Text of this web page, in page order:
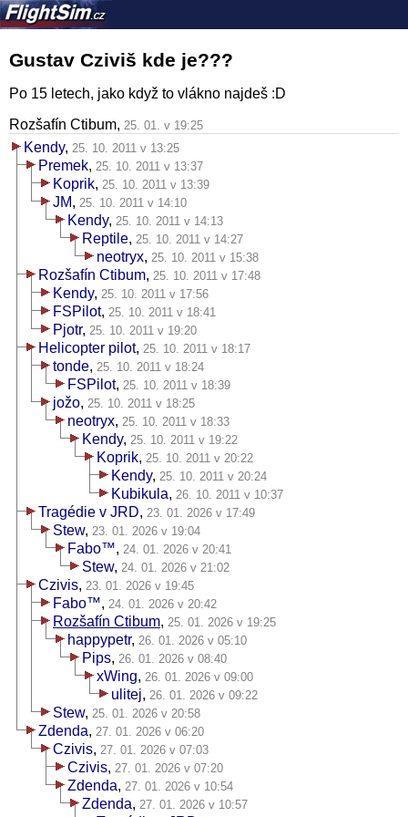
Gustav Cziviš kde je???
Po 15 letech, jako když to vlákno najdeš :D
Rozšafín Ctibum, 25. 01. v 19:25
Kendy, 25. 10. 2011 v 13:25
Premek, 25. 10. 2011 v 13:37
Koprik, 25. 10. 2011 v 13:39
JM, 25. 10. 2011 v 14:10
Kendy, 25. 10. 2011 v 14:13
Reptile, 25. 10. 2011 v 14:27
neotryx, 25. 10. 2011 v 15:38
Rozšafín Ctibum, 25. 10. 2011 v 17:48
Kendy, 25. 10. 2011 v 17:56
FSPilot, 25. 10. 2011 v 18:41
Pjotr, 25. 10. 2011 v 19:20
Helicopter pilot, 25. 10. 2011 v 18:17
tonde, 25. 10. 2011 v 18:24
FSPilot, 25. 10. 2011 v 18:39
jožo, 25. 10. 2011 v 18:25
neotryx, 25. 10. 2011 v 18:33
Kendy, 25. 10. 2011 v 19:22
Koprik, 25. 10. 2011 v 20:22
Kendy, 25. 10. 2011 v 20:24
Kubikula, 26. 10. 2011 v 10:37
Tragédie v JRD, 23. 01. 2026 v 17:49
Stew, 23. 01. 2026 v 19:04
Fabo™, 24. 01. 2026 v 20:41
Stew, 24. 01. 2026 v 21:02
Czivis, 23. 01. 2026 v 19:45
Fabo™, 24. 01. 2026 v 20:42
Rozšafín Ctibum, 25. 01. 2026 v 19:25
happypetr, 26. 01. 2026 v 05:10
Pips, 26. 01. 2026 v 08:40
xWing, 26. 01. 2026 v 09:00
ulitej, 26. 01. 2026 v 09:22
Stew, 25. 01. 2026 v 20:58
Zdenda, 27. 01. 2026 v 06:20
Czivis, 27. 01. 2026 v 07:03
Czivis, 27. 01. 2026 v 07:20
Zdenda, 27. 01. 2026 v 10:54
Zdenda, 27. 01. 2026 v 10:57